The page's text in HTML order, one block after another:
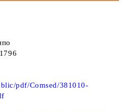
pdf/Comsed/381010-